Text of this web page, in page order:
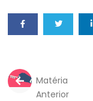
Matéria
Anterior